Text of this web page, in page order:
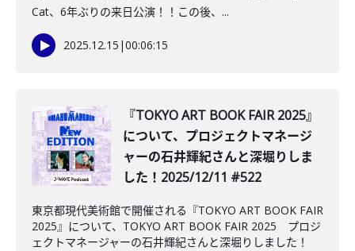
Cat、6年ぶりの来日公演！！この後、...
2025.12.15 |00:06:15
『TOKYO ART BOOK FAIR 2025』
について、プロジェクトマネージ
ャーの石井輝紀さんと深堀りしま
した！2025/12/11 #522
東京都現代美術館で開催される『TOKYO ART BOOK FAIR
2025』について、TOKYO ART BOOK FAIR 2025 プロジ
ェクトマネージャーの石井輝紀さんと深堀りしました！